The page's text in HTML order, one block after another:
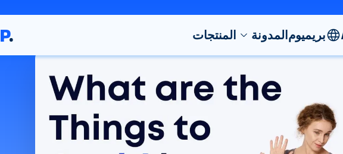
P. المنتجات المدونة بريميوم